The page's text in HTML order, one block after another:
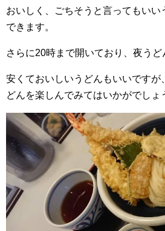
おいしく、ごちそうと言ってもいい
できます。
さらに20時まで開いており、夜うど
安くておいしいうどんもいいですが
どんを楽しんでみてはいかがでしょ